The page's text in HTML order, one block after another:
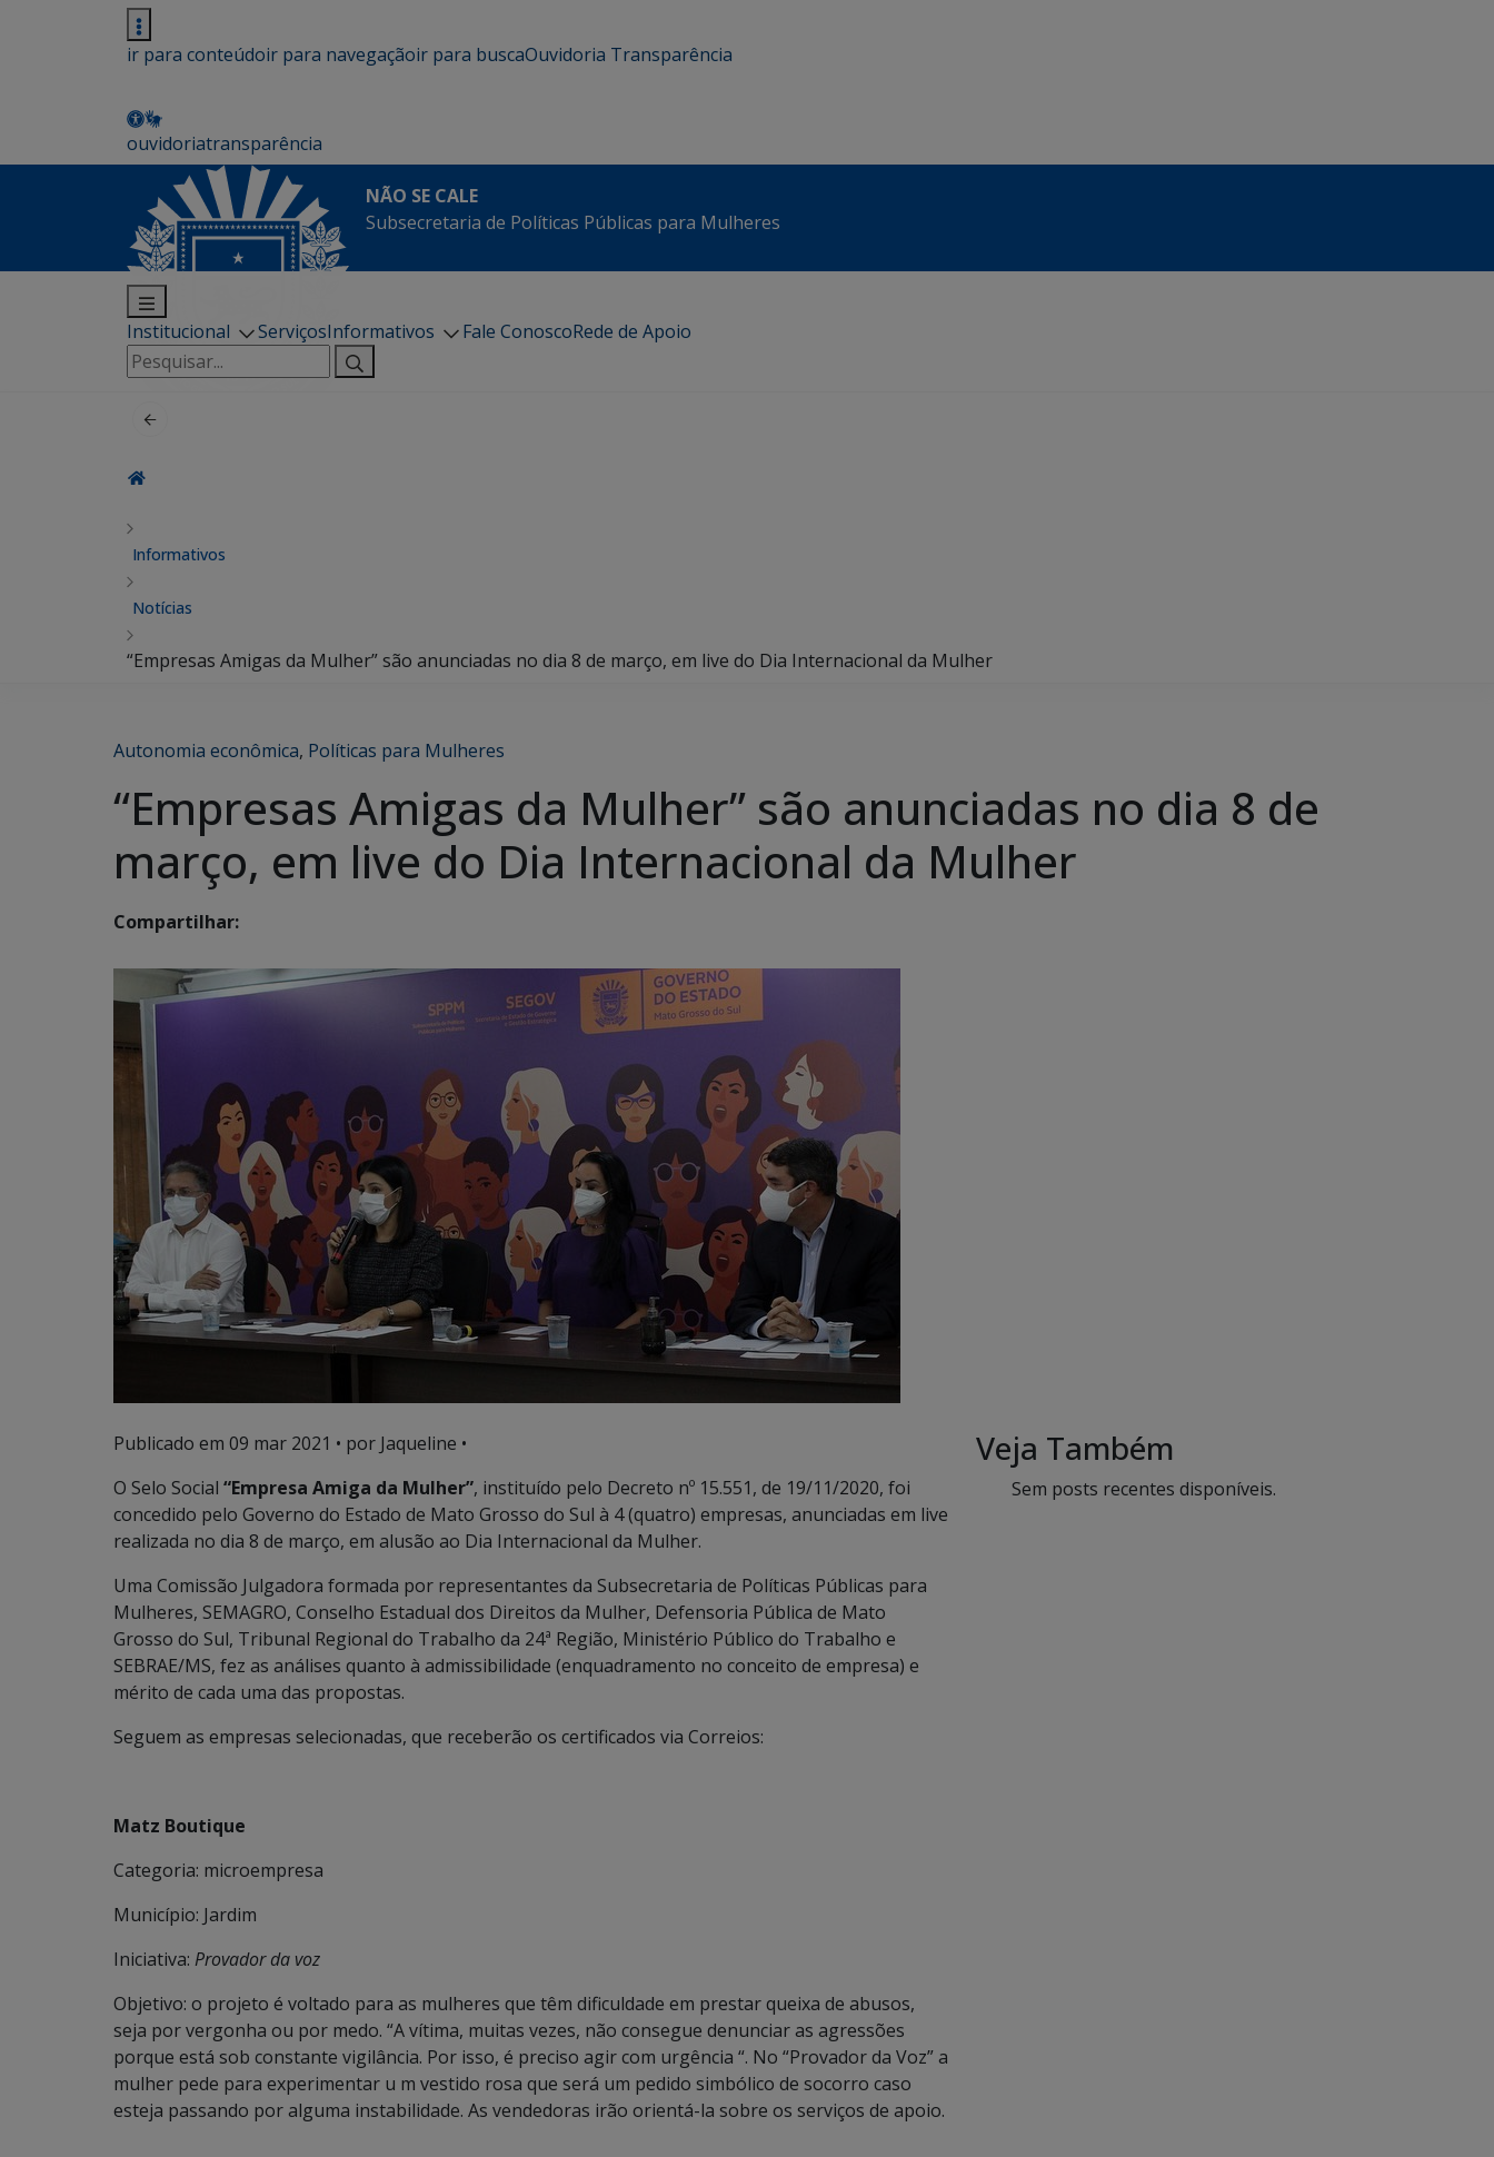
ir para conteúdoir para navegaçãoir para buscaOuvidoria Transparência
ouvidoriatransparência
NÃO SE CALE
Subsecretaria de Políticas Públicas para Mulheres
Institucional ServiçosInformativos Fale ConoscoRede de Apoio
Pesquisar
por:
Informativos
Notícias
“Empresas Amigas da Mulher” são anunciadas no dia 8 de março, em live do Dia Internacional da Mulher
Autonomia econômica, Políticas para Mulheres
“Empresas Amigas da Mulher” são anunciadas no dia 8 de
março, em live do Dia Internacional da Mulher
Compartilhar:
Publicado em 09 mar 2021 • por Jaqueline •
O Selo Social “Empresa Amiga da Mulher”, instituído pelo Decreto nº 15.551, de 19/11/2020, foi
concedido pelo Governo do Estado de Mato Grosso do Sul à 4 (quatro) empresas, anunciadas em live
realizada no dia 8 de março, em alusão ao Dia Internacional da Mulher.
Uma Comissão Julgadora formada por representantes da Subsecretaria de Políticas Públicas para
Mulheres, SEMAGRO, Conselho Estadual dos Direitos da Mulher, Defensoria Pública de Mato
Grosso do Sul, Tribunal Regional do Trabalho da 24ª Região, Ministério Público do Trabalho e
SEBRAE/MS, fez as análises quanto à admissibilidade (enquadramento no conceito de empresa) e
mérito de cada uma das propostas.
Seguem as empresas selecionadas, que receberão os certificados via Correios:
Matz Boutique
Categoria: microempresa
Município: Jardim
Iniciativa: Provador da voz
Objetivo: o projeto é voltado para as mulheres que têm dificuldade em prestar queixa de abusos,
seja por vergonha ou por medo. “A vítima, muitas vezes, não consegue denunciar as agressões
porque está sob constante vigilância. Por isso, é preciso agir com urgência “. No “Provador da Voz” a
mulher pede para experimentar u m vestido rosa que será um pedido simbólico de socorro caso
esteja passando por alguma instabilidade. As vendedoras irão orientá-la sobre os serviços de apoio.
Veja Também
Sem posts recentes disponíveis.